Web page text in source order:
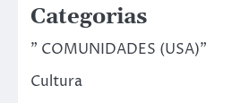
Categorias
" COMUNIDADES (USA)"
Cultura